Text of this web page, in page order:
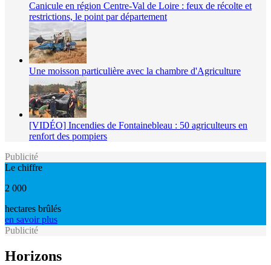
Canicule en région Centre-Val de Loire : feux de récolte et
restrictions, le point par département
Une moisson particulière avec la chambre d'Agriculture
[VIDÉO] Incendies de Fontainebleau : 50 agriculteurs en
renfort des pompiers
Publicité
Le chiffre
2 000
hectares brûlés
en savoir plus
Publicité
Horizons